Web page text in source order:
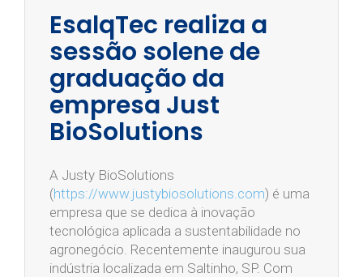
EsalqTec realiza a
sessão solene de
graduação da
empresa Just
BioSolutions
A Justy BioSolutions
(https://www.justybiosolutions.com) é uma
empresa que se dedica à inovação
tecnológica aplicada a sustentabilidade no
agronegócio. Recentemente inaugurou sua
indústria localizada em Saltinho, SP. Com